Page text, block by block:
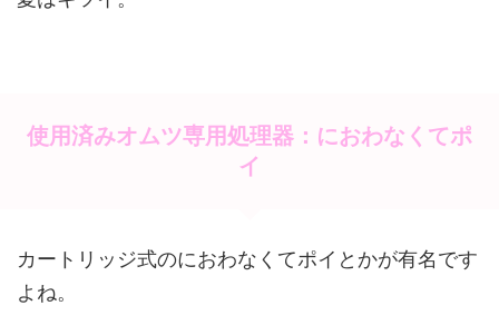
使用済みオムツ専用処理器：におわなくてポ
イ
カートリッジ式のにおわなくてポイとかが有名です
よね。